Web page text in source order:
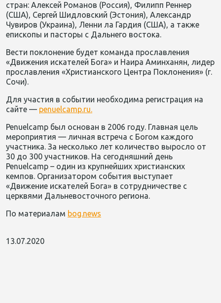
стран: Алексей Романов (Россия), Филипп Реннер
(США), Сергей Шидловский (Эстония), Александр
Чувиров (Украина), Ленни ла Гардия (США), а также
епископы и пасторы с Дальнего востока.
Вести поклонение будет команда прославления
«Движения искателей Бога» и Наира Аминханян, лидер
прославления «Христианского Центра Поклонения» (г.
Сочи).
Для участия в событии необходима регистрация на
сайте — penuelcamp.ru.
Penuelcamp был основан в 2006 году. Главная цель
мероприятия — личная встреча с Богом каждого
участника. За несколько лет количество выросло от
30 до 300 участников. На сегодняшний день
Penuelcamp – один из крупнейших христианских
кемпов. Организатором события выступает
«Движение искателей Бога» в сотрудничестве с
церквями Дальневосточного региона.
По материалам bog.news
13.07.2020